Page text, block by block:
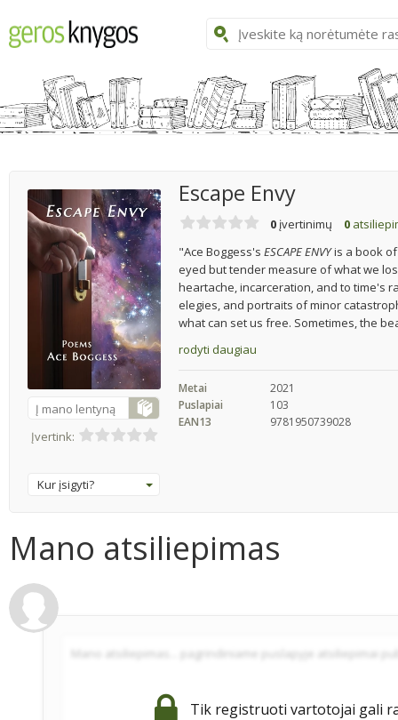
Į mano lentyną
Įvertink:
Kur įsigyti?
Escape Envy
0 įvertinimų 0
"Ace Boggess's ESCAPE ENVYis a book of
eyed but tender measure of what we
heartache, incarceration, and to time's
elegies, and portraits of minor
what can set us free. Sometimes, the
rodyti daugiau
Metai
2021
Puslapiai
103
EAN13
9781950739028
Mano atsiliepimas
Tik registruoti vartotojai gali